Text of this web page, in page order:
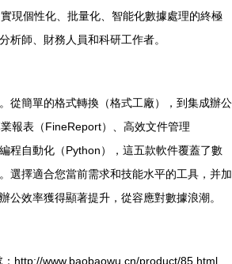
現個性化、批量化、智能化數據處理的終極
析師、財務人員和科研工作者。
從簡單的格式轉換（格式工廠），到集成辦公
業報表（FineReport）、高效文件管理
程自動化（Python），這五款軟件覆蓋了數
選擇適合您當前需求和技能水平的工具，并加
公效率獲得顯著提升，從容應對數據浪潮。
http://www.baobaowu.cn/product/85.html